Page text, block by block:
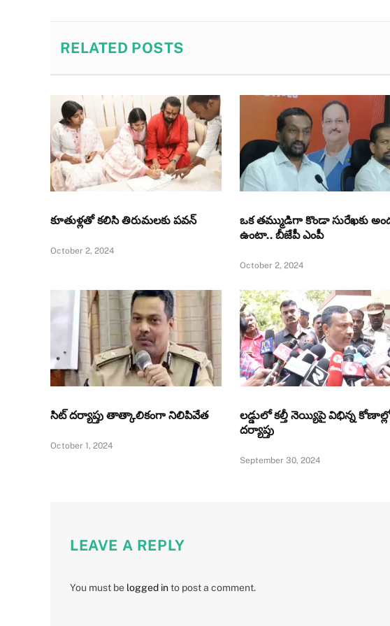
RELATED POSTS
కూతుళ్ల‌తో క‌లిసి తిరుమ‌లకు పవన్‌
October 2, 2024
ఒక తమ్ముడిగా కొండా సురేఖకు
ఉంటా.. బీజేపీ ఎంపీ
October 2, 2024
సిట్‌ దర్యాప్తు తాత్కాలికంగా నిలిపివేత
October 1, 2024
లడ్డులో కల్తీ నెయ్యిపై విభిన్న
దర్యాప్తు
September 30, 2024
LEAVE A REPLY
You must be logged into post a comment.